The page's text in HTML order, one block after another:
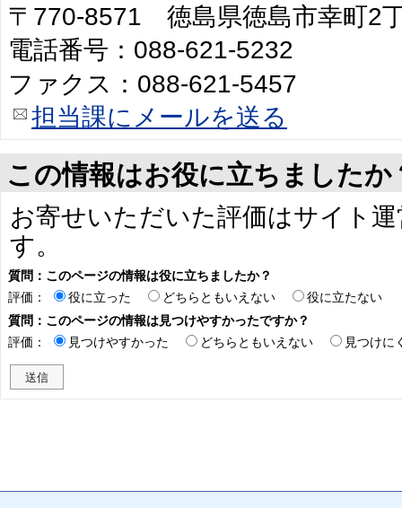
〒770-8571 徳島県徳島市幸町2
電話番号：088-621-5232
ファクス：088-621-5457
担当課にメールを送る
この情報はお役に立ちましたか
お寄せいただいた評価はサイト
す。
質問：このページの情報は役に立ちましたか？
評価：
役に立った どちらともいえない
役に立たない
質問：このページの情報は見つけやすかったですか？
評価：
見つけやすかった どちらともいえない 見つけに